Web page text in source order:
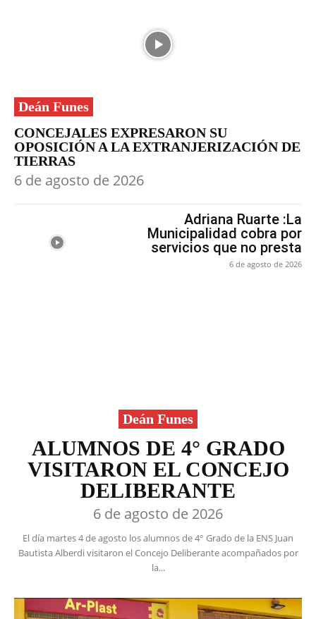
Deán Funes
CONCEJALES EXPRESARON SU
OPOSICIÓN A LA EXTRANJERIZACIÓN DE
TIERRAS
6 de agosto de 2026
Adriana Ruarte :La
Municipalidad cobra por
servicios que no presta
6 de agosto de 2026
Deán Funes
ALUMNOS DE 4° GRADO
VISITARON EL CONCEJO
DELIBERANTE
6 de agosto de 2026
El día martes 4 de agosto los alumnos de 4° Grado de la ENS Juan
Bautista Alberdi visitaron el Concejo Deliberante acompañados por
la...